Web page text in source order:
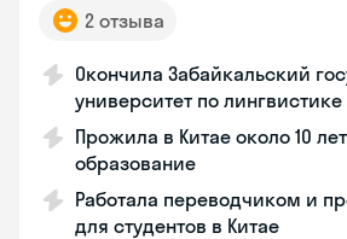
2 отзыва
Окончила Забайкальский
университет по лингвистике
Прожила в Китае около 10
образование
Работала переводчиком и
для студентов в Китае